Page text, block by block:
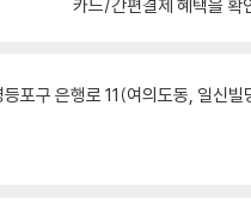
카드/간편결제 혜택을 확
포구 은행로 11(여의도동, 일신빌